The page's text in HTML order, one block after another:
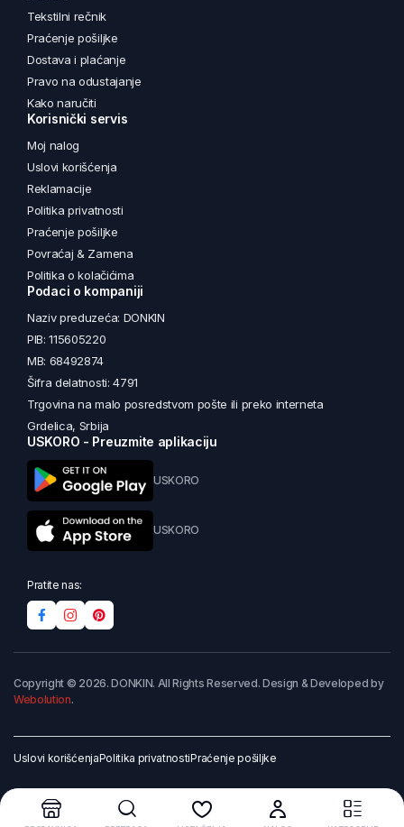
Tekstilni rečnik
Praćenje pošiljke
Dostava i plaćanje
Pravo na odustajanje
Kako naručiti
Korisnički servis
Moj nalog
Uslovi korišćenja
Reklamacije
Politika privatnosti
Praćenje pošiljke
Povraćaj & Zamena
Politika o kolačićima
Podaci o kompaniji
Naziv preduzeća: DONKIN
PIB: 115605220
MB: 68492874
Šifra delatnosti: 4791
Trgovina na malo posredstvom pošte ili preko interneta
Grdelica, Srbija
USKORO - Preuzmite aplikaciju
USKORO
USKORO
Pratite nas:
Copyright © 2026. DONKIN. All Rights Reserved. Design & Developed by
Webolution.
Uslovi korišćenjaPolitika privatnostiPraćenje pošiljke